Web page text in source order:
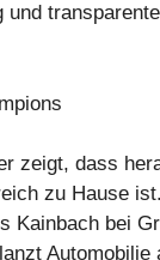
und
zeigt, dass
zu Hause
Kainbach bei
Automobilie